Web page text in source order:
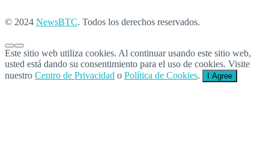
© 2024 NewsBTC. Todos los derechos reservados.
Este sitio web utiliza cookies. Al continuar usando este sitio web,
usted está dando su consentimiento para el uso de cookies. Visite
nuestro Centro de Privacidad o Política de Cookies. I Agree